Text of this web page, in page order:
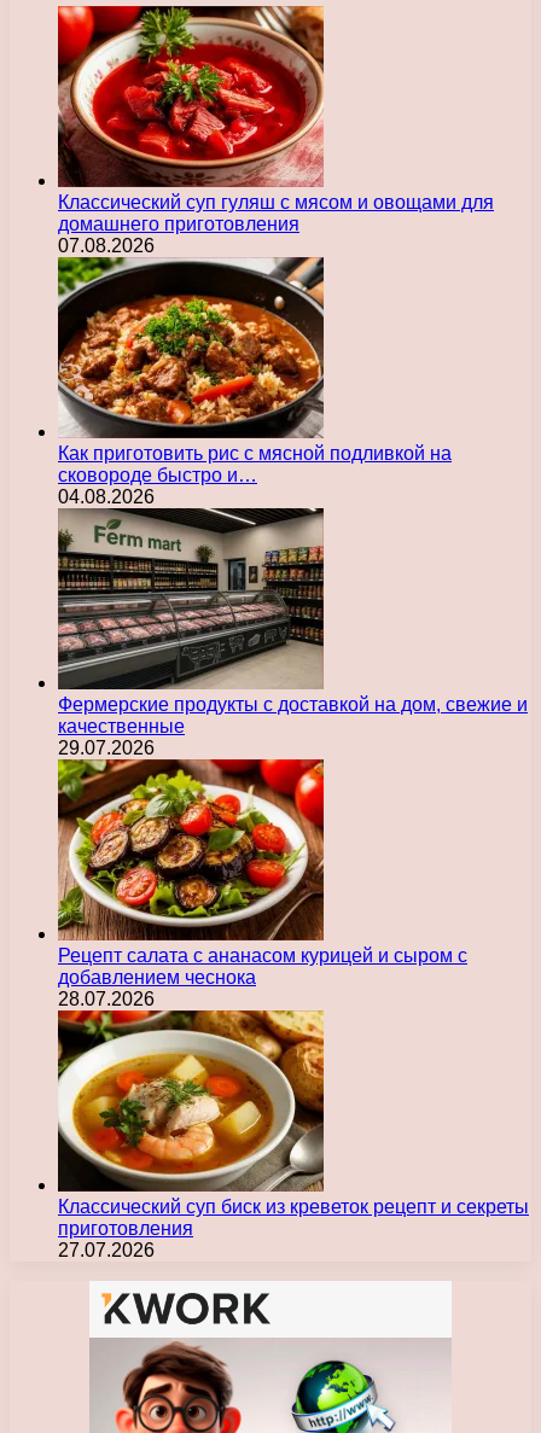
Классический суп гуляш с мясом и овощами для
домашнего приготовления
07.08.2026
Как приготовить рис с мясной подливкой на
сковороде быстро и…
04.08.2026
Фермерские продукты с доставкой на дом, свежие и
качественные
29.07.2026
Рецепт салата с ананасом курицей и сыром с
добавлением чеснока
28.07.2026
Классический суп биск из креветок рецепт и секреты
приготовления
27.07.2026